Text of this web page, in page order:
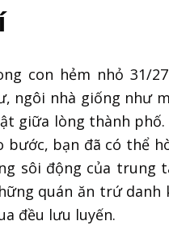
con hẻm nhỏ 31/
ngôi nhà giống như
giữa lòng thành phố.
bước, bạn đã có thể
sôi động của trung
quán ăn trứ danh
đều lưu luyến.